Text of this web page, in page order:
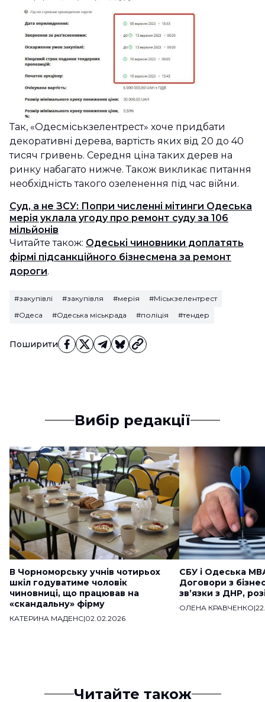
Поширити
Так, «Одесміськзелентрест» хоче придбати
декоративні дерева, вартість яких від 20 до 40
тисяч гривень. Середня ціна таких дерев на
ринку набагато нижче. Також викликає питання
необхідність такого озеленення під час війни.
Суд, а не ЗСУ: Попри численні мітинги Одеська
мерія уклала угоду про ремонт суду за 106
мільйонів
Читайте також: Одеські чиновники доплатять
фірмі підсанкційного бізнесмена за ремонт
дороги.
#закупівлі #закупівля #мерія
#Міськзелентрест
#Одеса
#Одеська міськрада #поліція #тендер
Вибір редакції
В Чорноморську учнів чотирьох
шкіл годуватиме чоловік
чиновниці, що працював на
«скандальну» фірму
КАТЕРИНА МАДЕНС|02.02.2026
СБУ і Одеська
Договори з
звʼязки з ДНР,
ОЛЕНА КРАВЧЕНКО|
Читайте також